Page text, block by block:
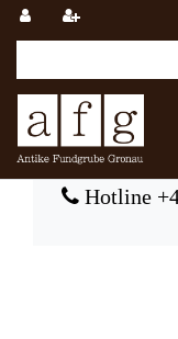
Hotline